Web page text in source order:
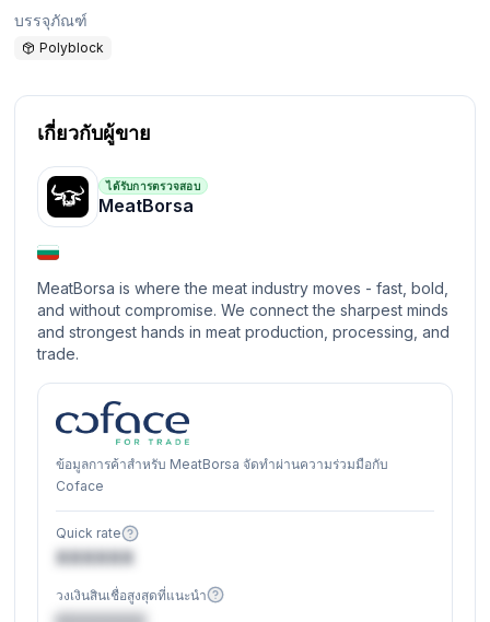
บรรจุภัณฑ์
Polyblock
เกี่ยวกับผู้ขาย
ได้รับการตรวจสอบ
MeatBorsa
MeatBorsa is where the meat industry moves - fast, bold,
and without compromise. We connect the sharpest minds
and strongest hands in meat production, processing, and
trade.
ข้อมูลการค้าสำหรับ MeatBorsa จัดทำผ่านความร่วมมือกับ
Coface
Quick rate
XXXXXX
วงเงินสินเชื่อสูงสุดที่แนะนำ